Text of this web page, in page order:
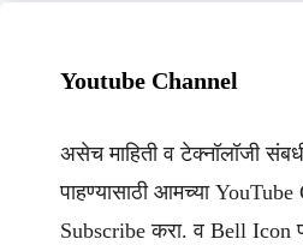
Youtube Channel
असेच माहिती व टेक्नॉलॉजी
पाहण्यासाठी आमच्या
Subscribe करा. व Bell Icon